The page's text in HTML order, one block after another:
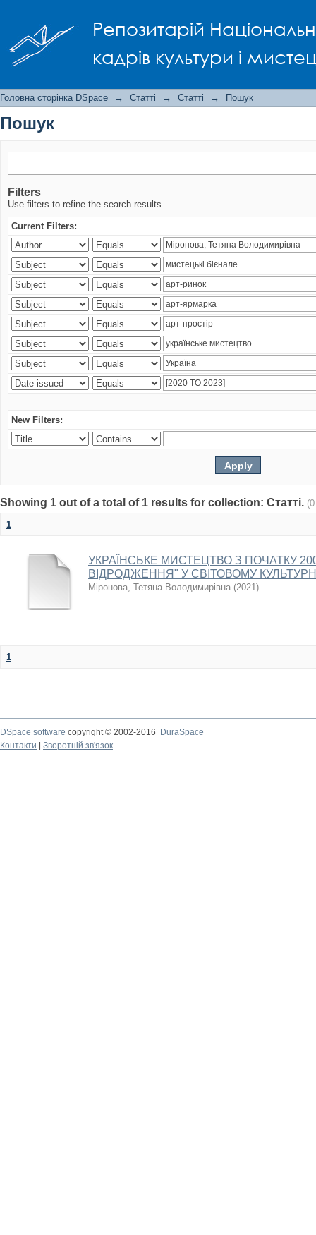
Репозитарій
кадрів культури і
Головна сторінка DSpace → Статті → Статті → Пошук
Пошук
Filters
Use filters to refine the search results.
Current Filters:
New Filters:
Showing 1 out of a total of 1 results for collection: Статті.
1
УКРАЇНСЬКЕ МИСТЕЦТВО З ПОЧАТКУ
ВІДРОДЖЕННЯ" У СВІТОВОМУ
Міронова, Тетяна Володимирівна (2021)
1
DSpace software copyright © 2002-2016
DuraSpace
Контакти
Зворотній зв'язок